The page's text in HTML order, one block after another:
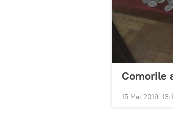
Comorile
15 Mai 2019,